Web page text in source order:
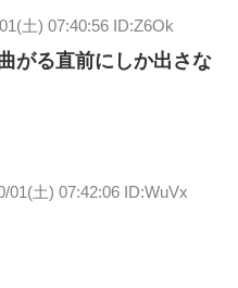
土) 07:40:56 ID:Z6Ok
がる直前にしか出さな
01(土) 07:42:06 ID:WuVx